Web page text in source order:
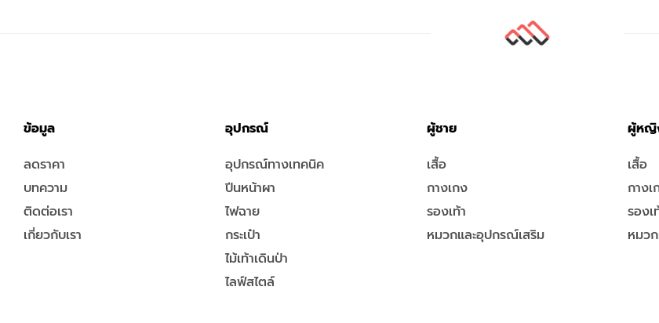
ข้อมูล
ลดราคา
บทความ
ติดต่อเรา
เกี่ยวกับเรา
อุปกรณ์
อุปกรณ์ทางเทคนิค
ปีนหน้าผา
ไฟฉาย
กระเป๋า
ไม้เท้าเดินป่า
ไลฟ์สไตล์
ผู้ชาย
เสื้อ
กางเกง
รองเท้า
หมวกและอุปกรณ์เสริม
ผู้หญิ
เสื้อ
กางเ
รองเ
หมว